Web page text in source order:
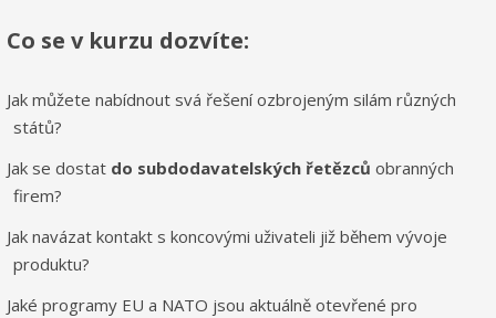
Co se v kurzu dozvíte:
Jak můžete nabídnout svá řešení ozbrojeným silám různých
států?
Jak se dostat do subdodavatelských řetězců obranných
firem?
Jak navázat kontakt s koncovými uživateli již během vývoje
produktu?
Jaké programy EU a NATO jsou aktuálně otevřené pro